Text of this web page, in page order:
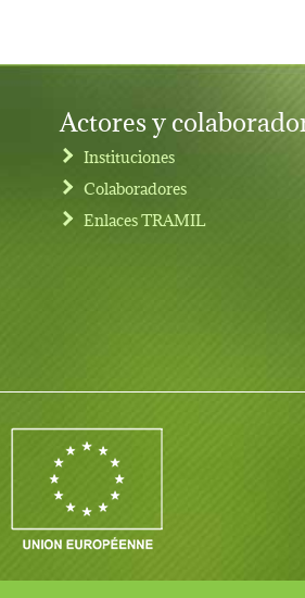
Actores y
Instituciones
Colaboradores
Enlaces TRAMIL